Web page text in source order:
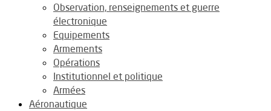
Observation, renseignements et guerre
électronique
Equipements
Armements
Opérations
Institutionnel et politique
Armées
Aéronautique